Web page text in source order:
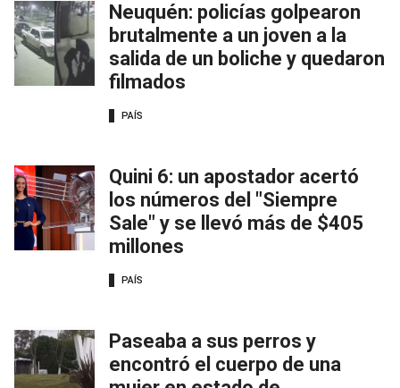
Neuquén: policías golpearon
brutalmente a un joven a la
salida de un boliche y quedaron
filmados
PAÍS
Quini 6: un apostador acertó
los números del "Siempre
Sale" y se llevó más de $405
millones
PAÍS
Paseaba a sus perros y
encontró el cuerpo de una